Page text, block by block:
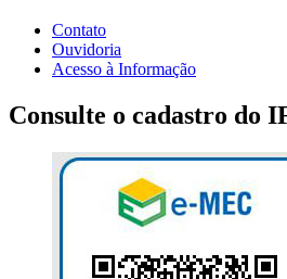
Contato
Ouvidoria
Acesso à Informação
Consulte o cadastro do